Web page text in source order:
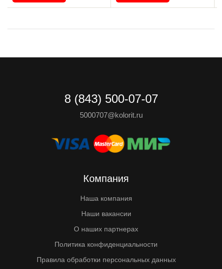
8 (843) 500-07-07
5000707@kolorit.ru
Компания
Наша компания
Наши вакансии
О наших партнерах
Политика конфиденциальности
Правила обработки персональных данных